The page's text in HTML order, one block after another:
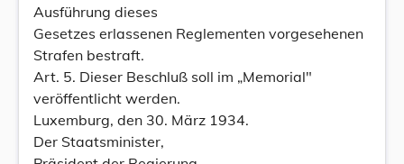
Ausführung dieses
Gesetzes erlassenen Reglementen vorgesehenen
Strafen bestraft.
Art. 5. Dieser Beschluß soll im „Memorial"
veröffentlicht werden.
Luxemburg, den 30. März 1934.
Der Staatsminister,